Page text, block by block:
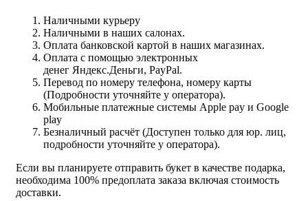
Наличными курьеру
Наличными в наших салонах.
Оплата банковской картой в наших магазинах.
Оплата с помощью электронных
денег Яндекс.Деньги, PayPal.
Перевод по номеру телефона, номеру карты
(Подробности уточняйте у оператора).
Мобильные платежные системы Apple pay и Google
play
Безналичный расчёт (Доступен только для юр. лиц,
подробности уточняйте у оператора).
Если вы планируете отправить букет в качестве подарка,
необходима 100% предоплата заказа включая стоимость
доставки.